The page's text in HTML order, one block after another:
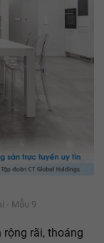
- Mẫu 9
rộng rãi, thoáng